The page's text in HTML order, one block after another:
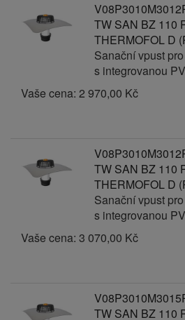
TW SAN BZ 110
THERMOFOL D
Sanační vpust
s integrovanou
Vaše cena: 2 970,00 Kč
TW SAN BZ 110
THERMOFOL D
Sanační vpust
s integrovanou
Vaše cena: 3 070,00 Kč
TW SAN BZ 110